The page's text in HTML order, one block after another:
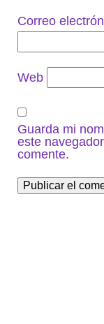
Correo
Web
Guarda mi
este
comente.